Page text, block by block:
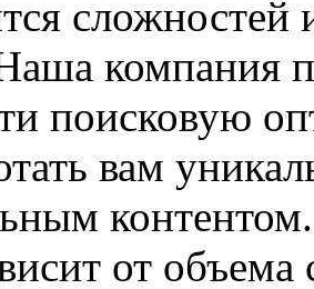
сложностей
компания
поисковую
вам
от